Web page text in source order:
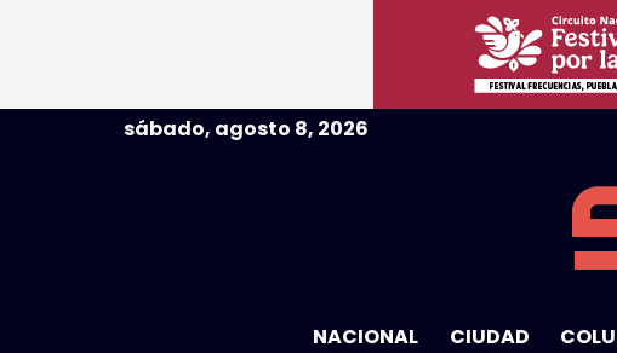
sábado, agosto 8, 2026
NACIONAL CIUDAD